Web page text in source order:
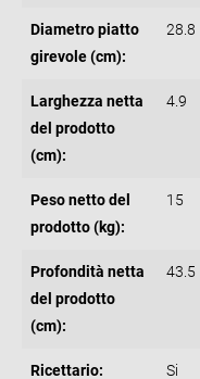
Diametro piatto
girevole (cm):
28.8
Larghezza netta
del prodotto
(cm):
4.9
Peso netto del
prodotto (kg):
15
Profondità netta
del prodotto
(cm):
43.5
Ricettario: Si